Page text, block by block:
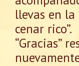
llevas en la
cenar rico”.
“Gracias”